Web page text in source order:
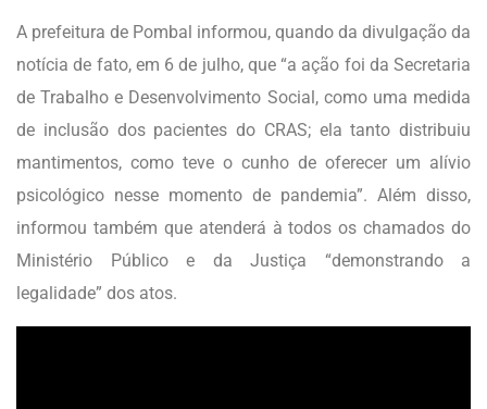
A prefeitura de Pombal informou, quando da divulgação da
notícia de fato, em 6 de julho, que “a ação foi da Secretaria
de Trabalho e Desenvolvimento Social, como uma medida
de inclusão dos pacientes do CRAS; ela tanto distribuiu
mantimentos, como teve o cunho de oferecer um alívio
psicológico nesse momento de pandemia”. Além disso,
informou também que atenderá à todos os chamados do
Ministério Público e da Justiça “demonstrando a
legalidade” dos atos.